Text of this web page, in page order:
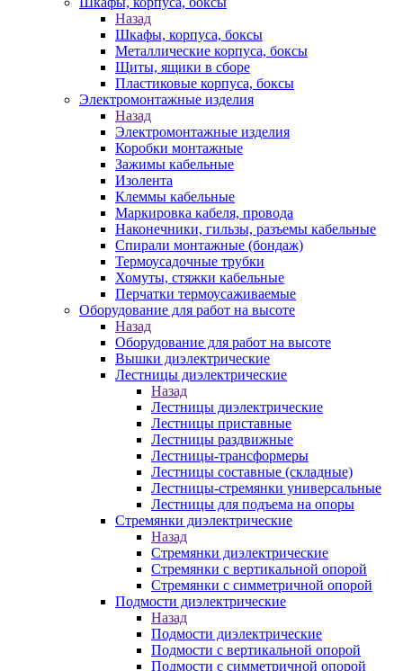
Назад
Шкафы, корпуса, боксы
Металлические корпуса, боксы
Щиты, ящики в сборе
Пластиковые корпуса, боксы
Электромонтажные изделия
Назад
Электромонтажные изделия
Коробки монтажные
Зажимы кабельные
Изолента
Клеммы кабельные
Маркировка кабеля, провода
Наконечники, гильзы, разъемы кабельные
Спирали монтажные (бондаж)
Термоусадочные трубки
Хомуты, стяжки кабельные
Перчатки термоусаживаемые
Оборудование для работ на высоте
Назад
Оборудование для работ на высоте
Вышки диэлектрические
Лестницы диэлектрические
Назад
Лестницы диэлектрические
Лестницы приставные
Лестницы раздвижные
Лестницы-трансформеры
Лестницы составные (складные)
Лестницы-стремянки универсальные
Лестницы для подъема на опоры
Стремянки диэлектрические
Назад
Стремянки диэлектрические
Стремянки с вертикальной опорой
Стремянки с симметричной опорой
Подмости диэлектрические
Назад
Подмости диэлектрические
Подмости с вертикальной опорой
Подмости с симметричной опорой